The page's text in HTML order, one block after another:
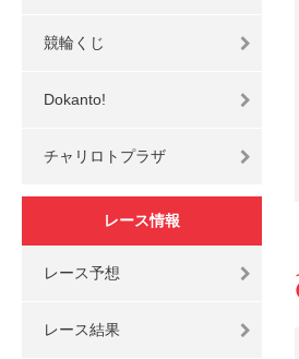
競輪くじ
Dokanto!
チャリロトプラザ
レース情報
レース予想
レース結果